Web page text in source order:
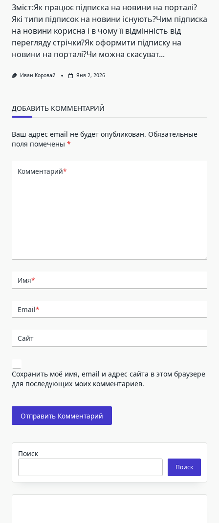
Зміст:Як працює підписка на новини на порталі?
Які типи підписок на новини існують?Чим підписка
на новини корисна і в чому її відмінність від
перегляду стрічки?Як оформити підписку на
новини на порталі?Чи можна скасуват...
Иван Коровай Янв 2, 2026
ДОБАВИТЬ КОММЕНТАРИЙ
Ваш адрес email не будет опубликован. Обязательные
поля помечены *
Комментарий*
Имя*
Email*
Сайт
Сохранить моё имя, email и адрес сайта в этом браузере
для последующих моих комментариев.
Поиск
Поиск